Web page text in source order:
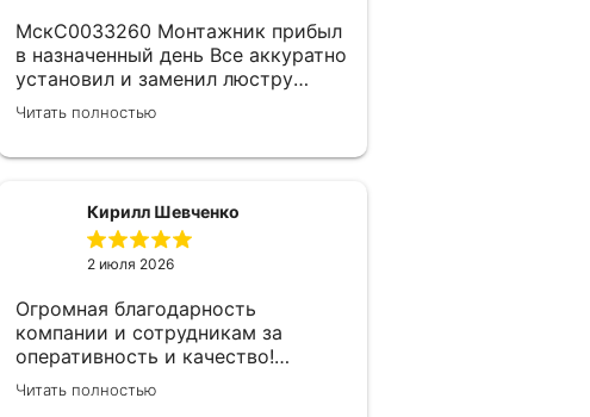
МскС0033260 Монтажник прибыл
в назначенный день Все аккуратно
установил и заменил люстру
Компания надежная, изначально
был заключен договор с
Читать полностью
Кирилл Шевченко
2 июля 2026
Огромная благодарность
компании и сотрудникам за
оперативность и качество!
Начиная от менеджера по
заявкам, замерщика и
Читать полностью